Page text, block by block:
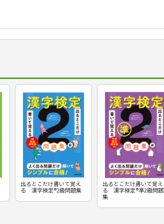
出るとこだけ書いて覚え
る 漢字検定®2級問題集
出るとこだけ書いて覚え
る 漢字検定®準2級問題
集